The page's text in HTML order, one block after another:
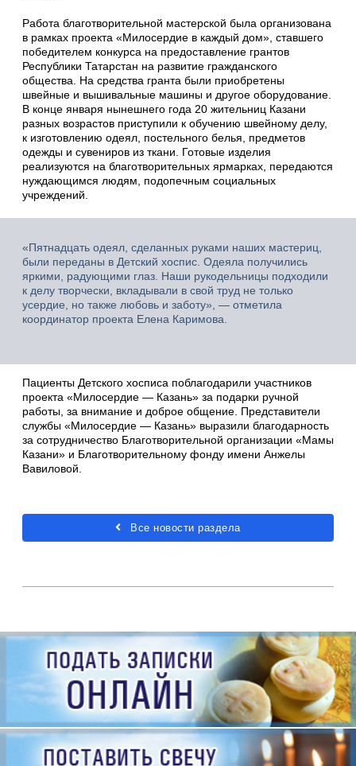
Работа благотворительной мастерской была организована
в рамках проекта «Милосердие в каждый дом», ставшего
победителем конкурса на предоставление грантов
Республики Татарстан на развитие гражданского
общества. На средства гранта были приобретены
швейные и вышивальные машины и другое оборудование.
В конце января нынешнего года 20 жительниц Казани
разных возрастов приступили к обучению швейному делу,
к изготовлению одеял, постельного белья, предметов
одежды и сувениров из ткани. Готовые изделия
реализуются на благотворительных ярмарках, передаются
нуждающимся людям, подопечным социальных
учреждений.
«Пятнадцать одеял, сделанных руками наших мастериц,
были переданы в Детский хоспис. Одеяла получились
яркими, радующими глаз. Наши рукодельницы подходили
к делу творчески, вкладывали в свой труд не только
усердие, но также любовь и заботу», — отметила
координатор проекта Елена Каримова.
Пациенты Детского хосписа поблагодарили участников
проекта «Милосердие — Казань» за подарки ручной
работы, за внимание и доброе общение. Представители
службы «Милосердие — Казань» выразили благодарность
за сотрудничество Благотворительной организации «Мамы
Казани» и Благотворительному фонду имени Анжелы
Вавиловой.
Все новости раздела